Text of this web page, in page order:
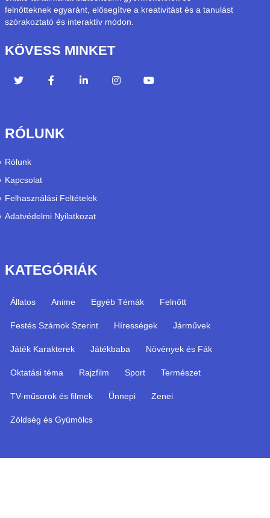
felnőtteknek egyaránt, elősegítve a kreativitást és a tanulást
szórakoztató és interaktív módon.
KÖVESS MINKET
RÓLUNK
Rólunk
Kapcsolat
Felhasználási Feltételek
Adatvédelmi Nyilatkozat
KATEGÓRIÁK
Állatos Anime Egyéb Témák Felnőtt
Festés Számok Szerint Hírességek Járművek
Játék Karakterek Játékbaba Növények és Fák
Oktatási téma Rajzfilm Sport Természet
TV-műsorok és filmek Ünnepi Zenei
Zöldség és Gyümölcs